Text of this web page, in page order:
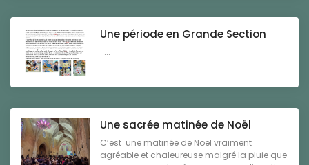
Une période en Grande Section
...
Une sacrée matinée de Noël
C’est une matinée de Noël vraiment
agréable et chaleureuse malgré la pluie que